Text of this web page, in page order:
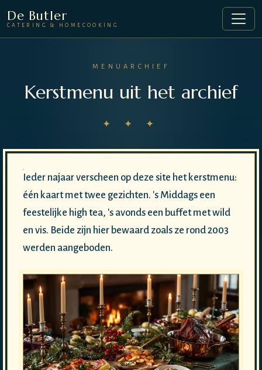
De Butler
CATERING & HOMECOOKING
MENUARCHIEF
Kerstmenu uit het archief
✦ ✦ ✦
Ieder najaar verscheen op deze site het kerstmenu:
één kaart met twee gezichten. 's Middags een
feestelijke high tea, 's avonds een buffet met wild
en vis. Beide zijn hier bewaard zoals ze rond 2003
werden aangeboden.